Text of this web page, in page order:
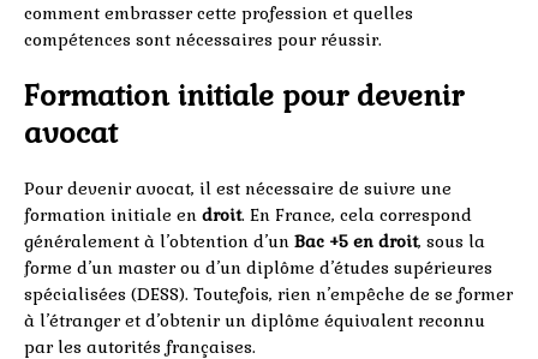
comment embrasser cette profession et quelles
compétences sont nécessaires pour réussir.
Formation initiale pour devenir
avocat
Pour devenir avocat, il est nécessaire de suivre une
formation initiale en droit. En France, cela correspond
généralement à l’obtention d’un Bac +5 en droit, sous la
forme d’un master ou d’un diplôme d’études supérieures
spécialisées (DESS). Toutefois, rien n’empêche de se former
à l’étranger et d’obtenir un diplôme équivalent reconnu
par les autorités françaises.